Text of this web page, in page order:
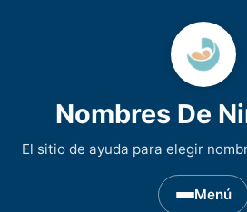
Nombres De
El sitio de ayuda para elegir
Menú